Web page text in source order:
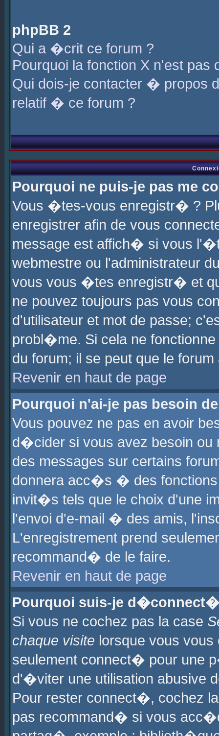
phpBB 2
Qui a �crit ce forum ?
Pourquoi la fonction X n'est pas
Qui dois-je contacter � propos
relatif � ce forum ?
Pourquoi ne puis-je pas me
Vous �tes-vous enregistr� ?
enregistrer afin de vous
message est affich� si vous
webmestre ou l'administrateur
vous vous �tes enregistr� et
ne pouvez toujours pas vous
d'utilisateur et mot de passe;
probl�me. Si cela ne
du forum; il se peut que le
Revenir en haut de page
Pourquoi n'ai-je pas besoin
Vous pouvez ne pas en avoir
d�cider si vous avez besoin ou
des messages sur certains
donnera acc�s � des fonctions
invit�s tels que le choix d'une
l'envoi d'e-mail � des amis,
L'enregistrement prend
recommand� de le faire.
Revenir en haut de page
Pourquoi suis-je
Si vous ne cochez pas la case
chaque visite lorsque vous
seulement connect� pour une
d'�viter une utilisation abusive
Pour rester connect�, cochez
pas recommand� si vous